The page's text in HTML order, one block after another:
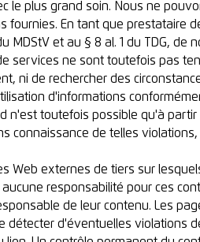
le plus grand soin. Nous ne
fournies. En tant que prestataire
MDStV et au § 8 al. 1 du TDG, de
services ne sont toutefois pas
ni de rechercher des
d'informations
n'est toutefois possible qu'à
connaissance de telles
Web externes de tiers sur
responsabilité pour ces
de leur contenu. Les
détecter d'éventuelles violations